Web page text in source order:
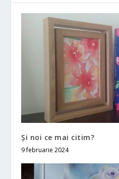
Și noi ce mai citim?
9 februarie 2024